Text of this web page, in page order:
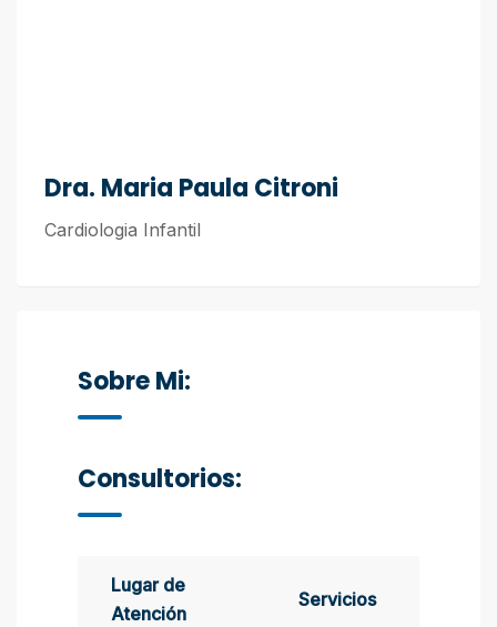
Dra. Maria Paula Citroni
Cardiologia Infantil
Sobre Mi:
Consultorios:
Lugar de
Atención
Servicios